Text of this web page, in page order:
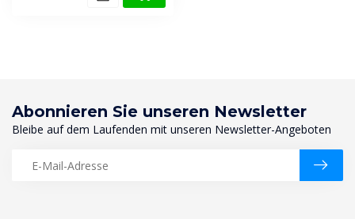
Abonnieren Sie unseren Newsletter
Bleibe auf dem Laufenden mit unseren Newsletter-Angeboten